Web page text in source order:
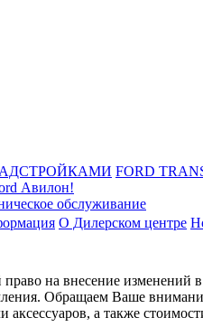
FORD
Авилон!
обслуживание
О Дилерском центре
на внесение изменений
Обращаем Ваше
а также